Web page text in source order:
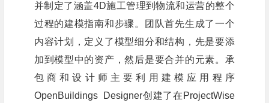
并制定了涵盖4D施工管理到物流和运营的整个
过程的建模指南和步骤。团队首先生成了一个
内容计划，定义了模型细分和结构，先是要添
加到模型中的资产，然后是要合并的元素。承
包商和设计师主要利用建模应用程序
OpenBuildings Designer创建了在ProjectWise